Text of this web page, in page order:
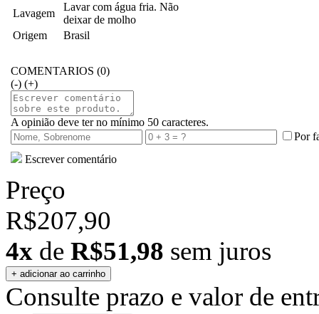
Lavagem
Lavar com água fria. Não
deixar de molho
Origem
Brasil
COMENTARIOS (0)
(-) (+)
A opinião deve ter no mínimo 50 caracteres.
Por
Escrever comentário
Preço
R$207,90
4x de R$51,98 sem juros
Consulte prazo e valor de